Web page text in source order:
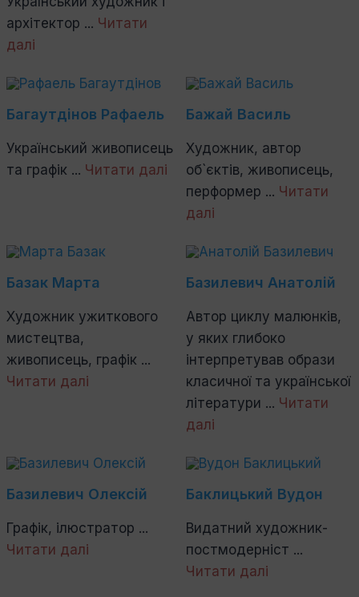
архітектор ... Читати
далі
Багаутдінов Рафаель
Український живописець
та графік ... Читати далі
Бажай Василь
Художник, автор
об`єктів, живописець,
перформер ... Читати
далі
Базак Марта
Художник ужиткового
мистецтва,
живописець, графік ...
Читати далі
Базилевич Анатолій
Автор циклу малюнків,
у яких глибоко
інтерпретував образи
класичної та української
літератури ... Читати
далі
Базилевич Олексій
Графік, ілюстратор ...
Читати далі
Баклицький Вудон
Видатний художник-
постмодерніст ...
Читати далі